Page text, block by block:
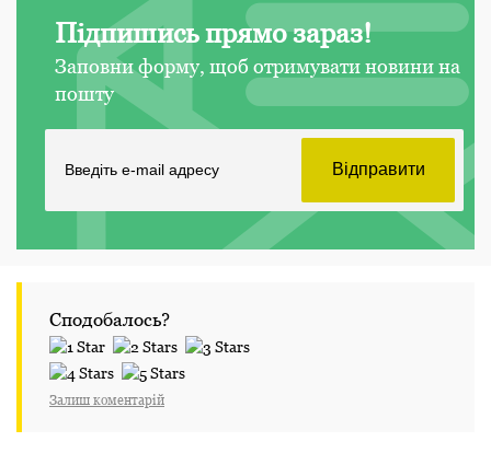
Підпишись прямо зараз!
Заповни форму, щоб отримувати новини на
пошту
Сподобалось?
Залиш коментарій